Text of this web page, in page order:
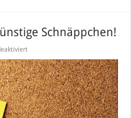
Schnäppchen!
für
–
Täglich
günstige
Schnäppchen!